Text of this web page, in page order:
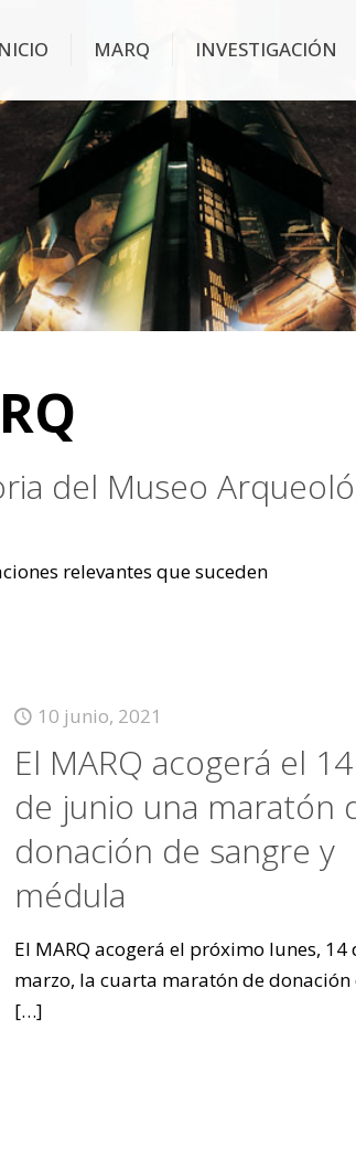
MARQ INVESTIGACIÓN
del Museo
relevantes que suceden
10 junio, 2021
El MARQ acogerá el 14
de junio una maratón
donación de sangre y
médula
El MARQ acogerá el próximo lunes, 14
marzo, la cuarta maratón de donación
[…]